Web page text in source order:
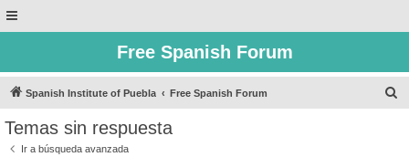
Free Spanish Forum
Spanish Institute of Puebla Free Spanish Forum
Temas sin respuesta
Ir a búsqueda avanzada